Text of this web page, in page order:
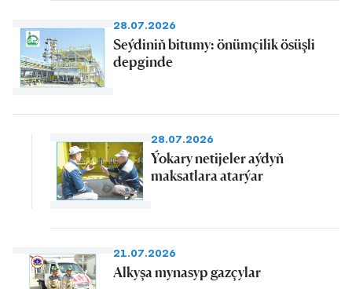
28.07.2026
Seýdiniň bitumy: önümçilik ösüşli
depginde
28.07.2026
Ýokary netijeler aýdyň
maksatlara atarýar
21.07.2026
Alkyşa mynasyp gazçylar